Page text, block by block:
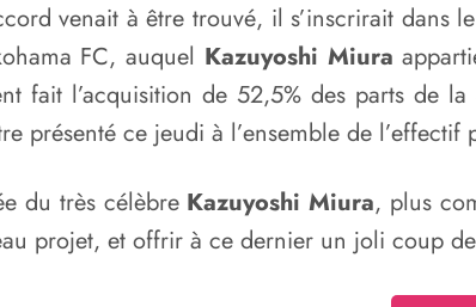
venait à être trouvé, il s’inscrirait dans
FC, auquel Kazuyoshi Miura
fait l’acquisition de 52,5% des parts de
présenté ce jeudi à l’ensemble de
du très célèbre Kazuyoshi Miura, plus
projet, et offrir à ce dernier un joli coup